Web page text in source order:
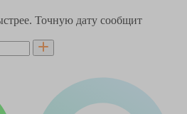
Точную дату сообщит